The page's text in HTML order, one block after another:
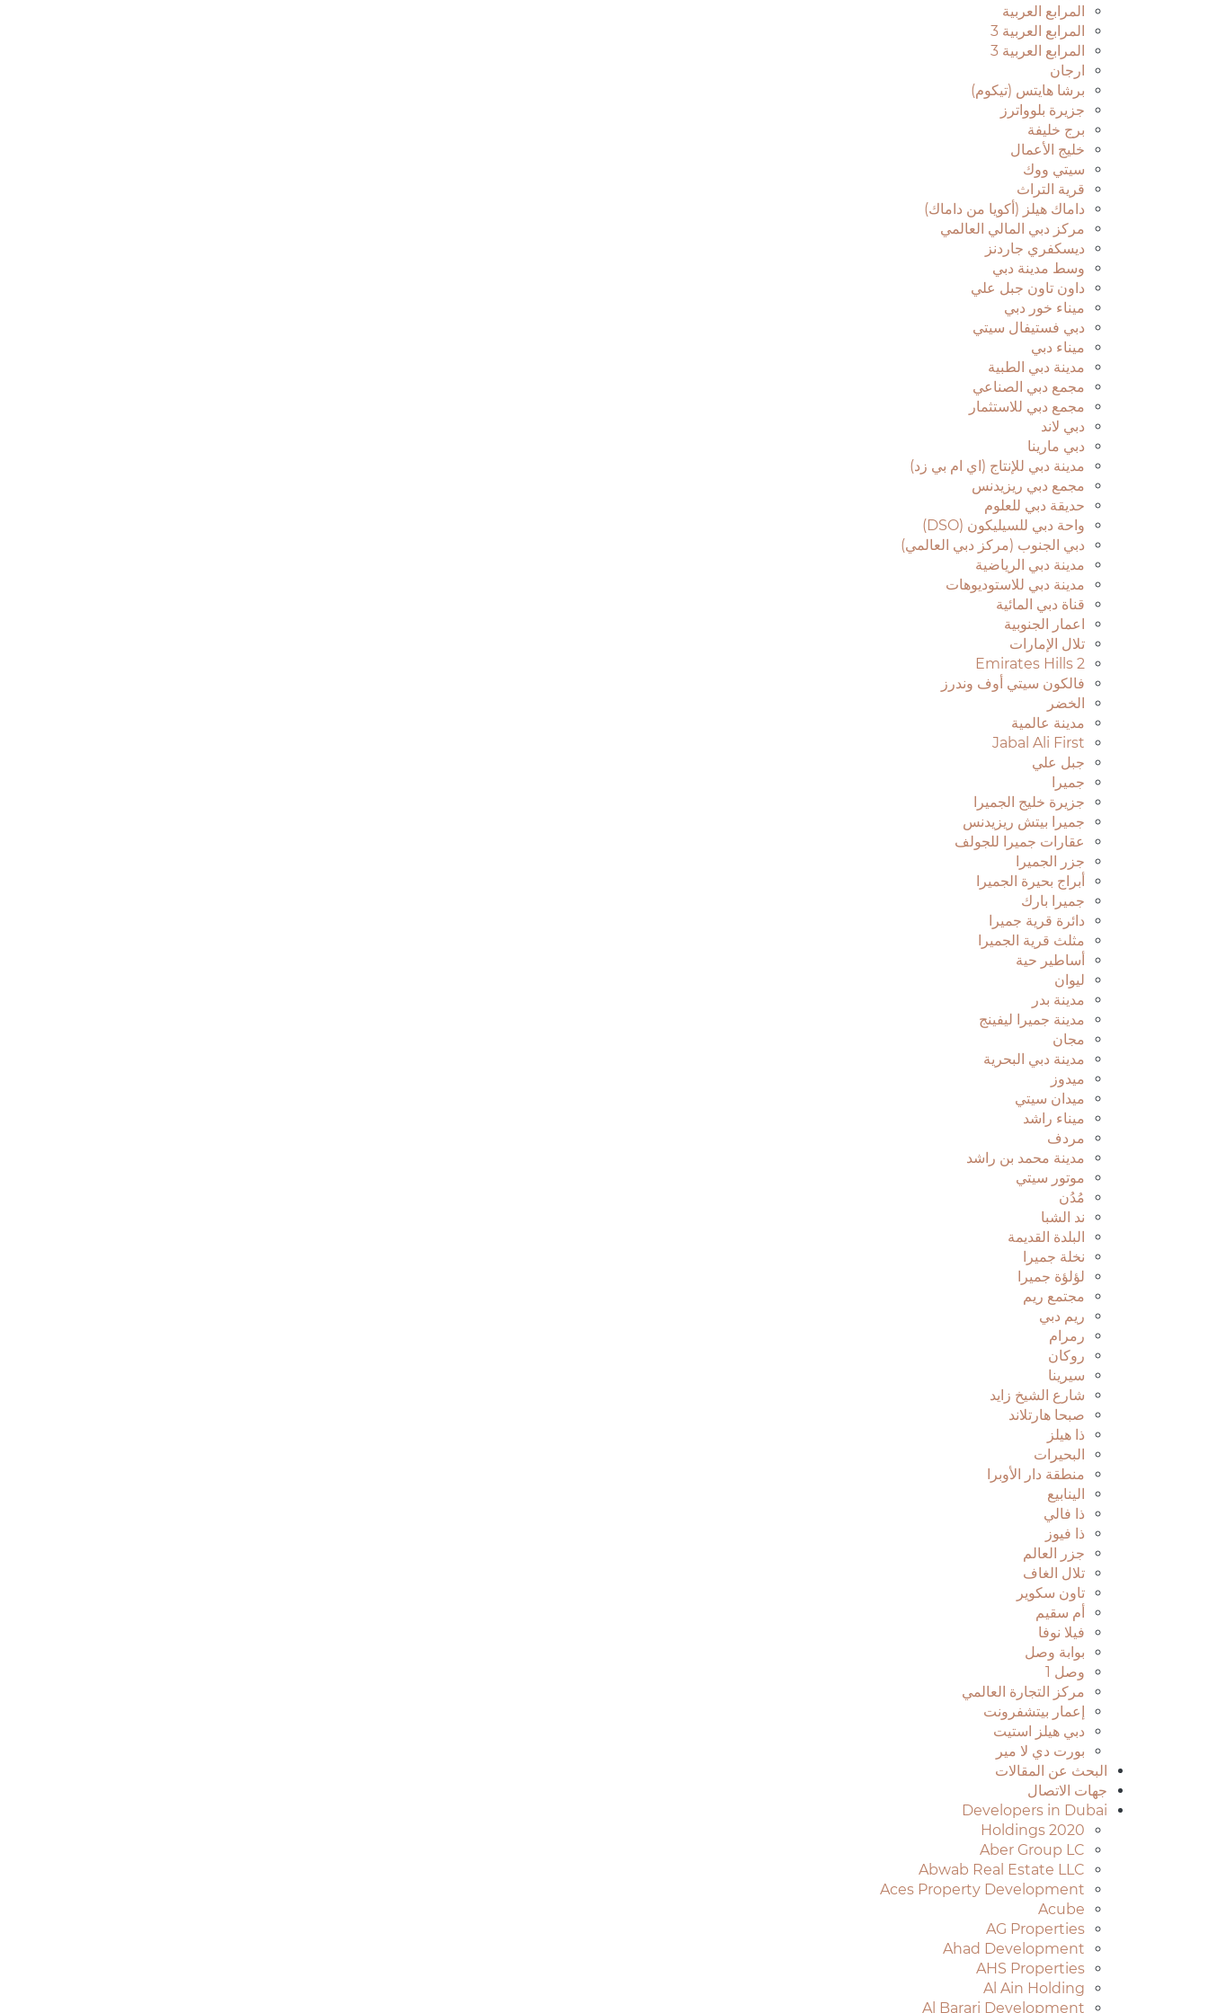
المرابع العربية
المرابع العربية 3
المرابع العربية 3
ارجان
برشا هايتس (تيكوم)
جزيرة بلوواترز
برج خليفة
خليج الأعمال
سيتي ووك
قرية التراث
داماك هيلز (أكويا من داماك)
مركز دبي المالي العالمي
ديسكفري جاردنز
وسط مدينة دبي
داون تاون جبل علي
ميناء خور دبي
دبي فستيفال سيتي
ميناء دبي
مدينة دبي الطبية
مجمع دبي الصناعي
مجمع دبي للاستثمار
دبي لاند
دبي مارينا
مدينة دبي للإنتاج (اي ام بي زد)
مجمع دبي ريزيدنس
حديقة دبي للعلوم
واحة دبي للسيليكون (DSO)
دبي الجنوب (مركز دبي العالمي)
مدينة دبي الرياضية
مدينة دبي للاستوديوهات
قناة دبي المائية
اعمار الجنوبية
تلال الإمارات
Emirates Hills 2
فالكون سيتي أوف وندرز
الخضر
مدينة عالمية
Jabal Ali First
جبل علي
جميرا
جزيرة خليج الجميرا
جميرا بيتش ريزيدنس
عقارات جميرا للجولف
جزر الجميرا
أبراج بحيرة الجميرا
جميرا بارك
دائرة قرية جميرا
مثلث قرية الجميرا
أساطير حية
ليوان
مدينة بدر
مدينة جميرا ليفينج
مجان
مدينة دبي البحرية
ميدوز
ميدان سيتي
ميناء راشد
مردف
مدينة محمد بن راشد
موتور سيتي
مُدُن
ند الشبا
البلدة القديمة
نخلة جميرا
لؤلؤة جميرا
مجتمع ريم
ريم دبي
رمرام
روكان
سيرينا
شارع الشيخ زايد
صبحا هارتلاند
ذا هيلز
البحيرات
منطقة دار الأوبرا
الينابيع
ذا فالي
ذا فيوز
جزر العالم
تلال الغاف
تاون سكوير
أم سقيم
فيلا نوفا
بوابة وصل
وصل 1
مركز التجارة العالمي
إعمار بيتشفرونت
دبي هيلز استيت
بورت دي لا مير
البحث عن المقالات
جهات الاتصال
Developers in Dubai
2020 Holdings
Aber Group LC
Abwab Real Estate LLC
Aces Property Development
Acube
AG Properties
Ahad Development
AHS Properties
Al Ain Holding
Al Barari Development